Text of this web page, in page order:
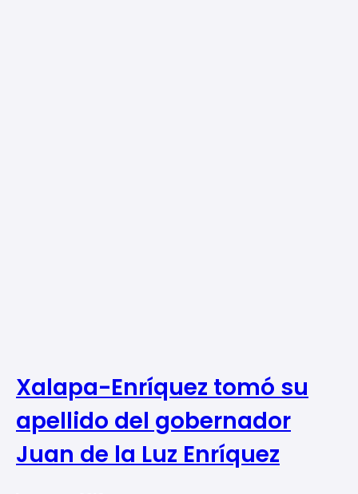
Xalapa-Enríquez tomó su
apellido del gobernador
Juan de la Luz Enríquez